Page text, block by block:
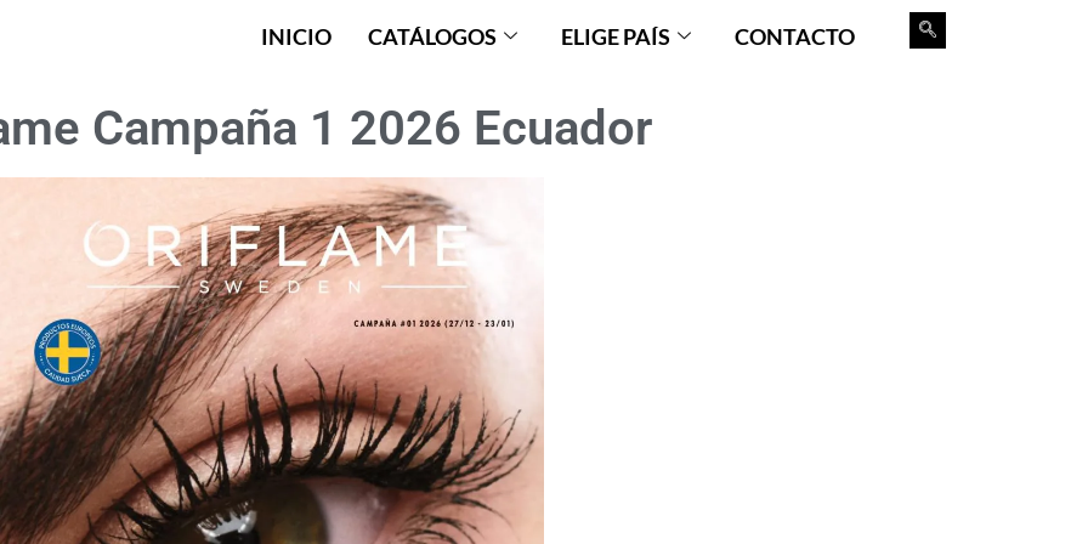
INICIO CATÁLOGOS ELIGE PAÍS CONTACTO
Campaña 1 2026 Ecuador